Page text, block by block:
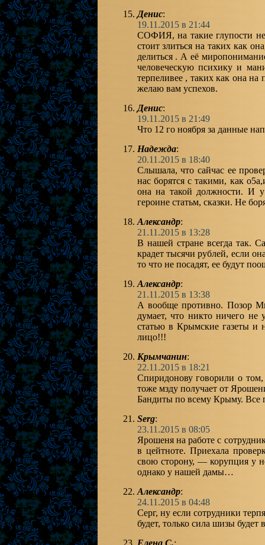
Денис:
19.11.2015 в 21:44
СОФИЯ, на такие глупости
стоит злиться на таких как
делиться . А её
человеческую психику и
терпеливее , таких как она
желаю вам успехов.
Денис:
19.11.2015 в 21:49
Что 12 го ноября за данные
Надежда:
20.11.2015 в 18:40
Слышала, что сайчас ее
нас борятся с такими, как
она на такой должности. И у
героине статьм, сказки. Не
Александр:
21.11.2015 в 13:28
В нашей стране всегда так.
крадет тысячи рублей, если
то что не посадят, ее будут
Александр:
21.11.2015 в 13:38
А вообще противно. Позор
думает, что никто ничего не
статью в Крымские газеты и
лицо!!!
Крымчанин:
22.11.2015 в 18:21
Спиридонову говорили о
тоже мзду получает от
Бандиты по всему Крыму. Все
Serg:
23.11.2015 в 08:05
Ярошеня на работе с
в цейтноте. Приехала
свою сторону, — корупция у
однако у нашей дамы…
Александр:
24.11.2015 в 04:48
Серг, ну если сотрудники
будет, только сила шизы будет
Елена С.: